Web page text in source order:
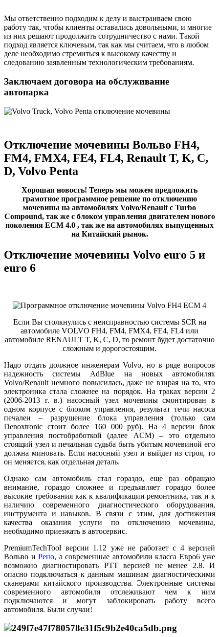
Мы ответственно подходим к делу и выстраиваем свою
работу так, чтобы клиенты оставались довольными, и многие
из них решают продолжить сотрудничество с нами. Такой
подход является ключевым, так как мы считаем, что в любом
деле необходимо стремиться к высокому качеству и
следованию заявленным технологическим требованиям.
Заключаем договора на обслуживание
автопарка
Отключение мочевины Вольво FH4,
FM4, FMX4, FE4, FL4, Renault T, K, C,
D, Volvo Penta
Хорошая новость! Теперь мы можем предложить
грамотное программное решение по отключению
мочевины на автомобилях Volvo/Renault с Turbo
Compound, так же с блоком управления двигателем нового
поколения ECM 4.0 , так же на автомобилях выпущенных
на Китайский рынок.
Отключение мочевины Volvo euro 5 и
euro 6
Если Вы столкнулись с неисправностью системы SCR на
автомобиле VOLVO FH4, FM4, FMX4, FE4, FL4 или
автомобиле RENAULT T, K, C, D, то ремонт будет достаточно
сложным и дорогостоящим.
Надо отдать должное инженерам Volvo, но в ряде вопросов
надежность системы AdBlue на новых автомобилях
Volvo/Renault немного повысилась, даже не взирая на то, что
электроника стала сложнее на порядок. На траках версии 2
(2006-2013 г. в.) насосный узел мочевины смонтирован в
одном корпусе с блоком управления, результат течи насоса
печален – разрушение блока управления (только сам
Denoxtronic стоит более 160 000 руб). На 4 версии блок
управления постобработкой (далее ACM) – это отдельно
стоящий узел и печальная судьба быть убитым мочевиной его
должна миновать. Если насосный узел и выйдет из строя, то
он меняется, как отдельная деталь.
Однако сам автомобиль стал гораздо, еще раз обращаю
внимание, гораздо сложнее и предъявляет гораздо более
высокие требования как к квалификации ремонтника, так и к
наличию современного диагностического оборудования,
инструмента и навыков. В связи с этим, для достижения
качества оказания услуги по отключению мочевины,
необходимо приезжать в автосервис.
PremiumTechTool версии 1.12 уже не работает с 4 версией
Вольво и Рено, а современные автомобили класса Евро6 уже
возможно диагностировать PTT версией не менее 2.8. И
опасно подключаться к данным машинам диагностическими
сканерами китайского производства. Электронные системы
современного автомобиля отслеживают чем к ним
подключаются и могут заблокировать работу всего
автомобиля. Были случаи!